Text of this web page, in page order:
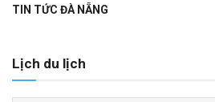
TIN TỨC ĐÀ NẴNG
Lịch du lịch